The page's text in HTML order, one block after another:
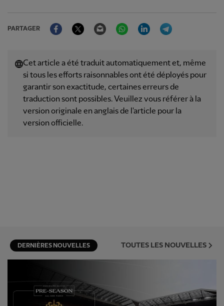
PARTAGER
FacebookTwitter Email WhatsAppLinkedIn
Cet article a été traduit automatiquement et, même
si tous les efforts raisonnables ont été déployés pour
garantir son exactitude, certaines erreurs de
traduction sont possibles. Veuillez vous référer à la
version originale en anglais de l'article pour la
version officielle.
DERNIÈRES NOUVELLES TOUTES LES NOUVELLES